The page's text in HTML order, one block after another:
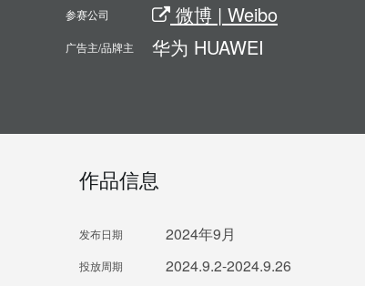
参赛公司 微博 | Weibo
广告主/品牌主 华为 HUAWEI
作品信息
发布日期 2024年9月
投放周期 2024.9.2-2024.9.26